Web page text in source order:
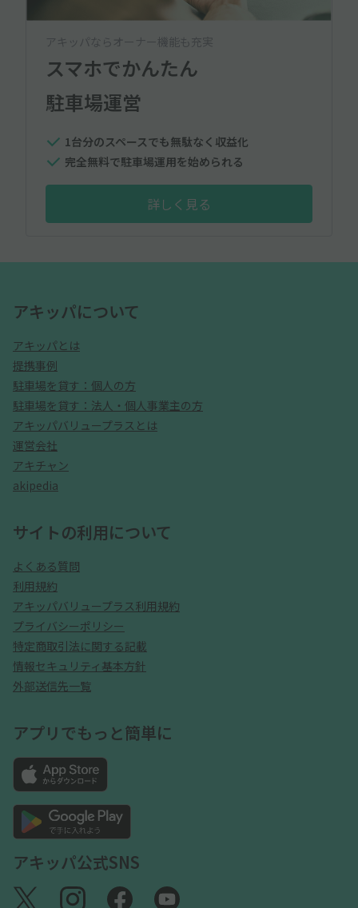
アキッパならオーナー機能も充実
スマホでかんたん
駐車場運営
1台分のスペースでも無駄なく収益化
完全無料で駐車場運用を始められる
詳しく見る
アキッパについて
アキッパとは
提携事例
駐車場を貸す：個人の方
駐車場を貸す：法人・個人事業主の方
アキッパバリュープラスとは
運営会社
アキチャン
akipedia
サイトの利用について
よくある質問
利用規約
アキッパバリュープラス利用規約
プライバシーポリシー
特定商取引法に関する記載
情報セキュリティ基本方針
外部送信先一覧
アプリでもっと簡単に
アキッパ公式SNS